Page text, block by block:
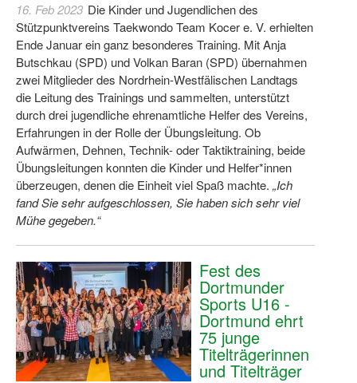
Fachtag Bildung braucht Bewegung
Erste-Hilfe-Ausbildung
Anmeldeformular / Anmeldebedingungen
Bezuschussung Qualifizierung für Dortmunder
Projekte
Open Sports Day
Dortmund lernt Schwimmen
Bewegungszwerge
Bewegungskindergarten
Mini-Sportabzeichen
Sportgutschein 4.0
16. Feb 2023 Die Kinder und Jugendlichen des
Stützpunktvereins Taekwondo Team Kocer e. V. erhielten
Ende Januar ein ganz besonderes Training. Mit Anja
Butschkau (SPD) und Volkan Baran (SPD) übernahmen
zwei Mitglieder des Nordrhein-Westfälischen Landtags
die Leitung des Trainings und sammelten, unterstützt
durch drei jugendliche ehrenamtliche Helfer des Vereins,
Erfahrungen in der Rolle der Übungsleitung. Ob
Aufwärmen, Dehnen, Technik- oder Taktiktraining, beide
Übungsleitungen konnten die Kinder und Helfer*innen
überzeugen, denen die Einheit viel Spaß machte. „Ich
fand Sie sehr aufgeschlossen, Sie haben sich sehr viel
Mühe gegeben.“
Fest des
Dortmunder
Sports U16 -
Dortmund ehrt
75 junge
Titelträgerinnen
und Titelträger